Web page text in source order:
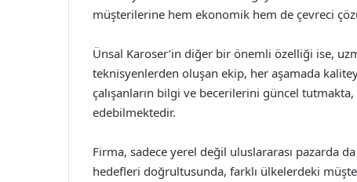
müşterilerine hem ekonomik hem de çevreci
Ünsal Karoser’in diğer bir önemli özelliği ise,
teknisyenlerden oluşan ekip, her aşamada
çalışanların bilgi ve becerilerini güncel
edebilmektedir.
Firma, sadece yerel değil uluslararası pazarda
hedefleri doğrultusunda, farklı ülkelerdeki